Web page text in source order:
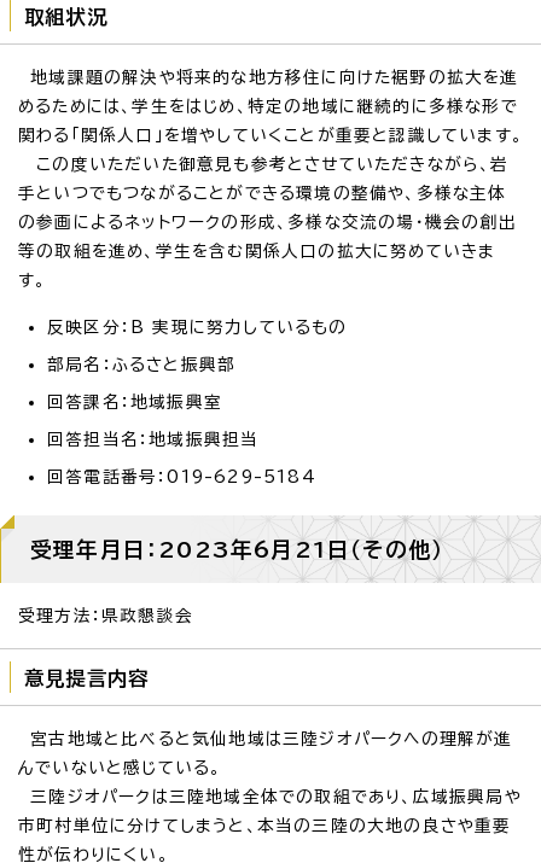
取組状況
地域課題の解決や将来的な地方移住に向けた裾野の拡大を進
めるためには、学生をはじめ、特定の地域に継続的に多様な形で
関わる「関係人口」を増やしていくことが重要と認識しています。
この度いただいた御意見も参考とさせていただきながら、岩
手といつでもつながることができる環境の整備や、多様な主体
の参画によるネットワークの形成、多様な交流の場・機会の創出
等の取組を進め、学生を含む関係人口の拡大に努めていきま
す。
反映区分：B 実現に努力しているもの
部局名：ふるさと振興部
回答課名：地域振興室
回答担当名：地域振興担当
回答電話番号：019-629-5184
受理年月日：2023年6月21日（その他）
受理方法：県政懇談会
意見提言内容
宮古地域と比べると気仙地域は三陸ジオパークへの理解が進
んでいないと感じている。
三陸ジオパークは三陸地域全体での取組であり、広域振興局や
市町村単位に分けてしまうと、本当の三陸の大地の良さや重要
性が伝わりにくい。